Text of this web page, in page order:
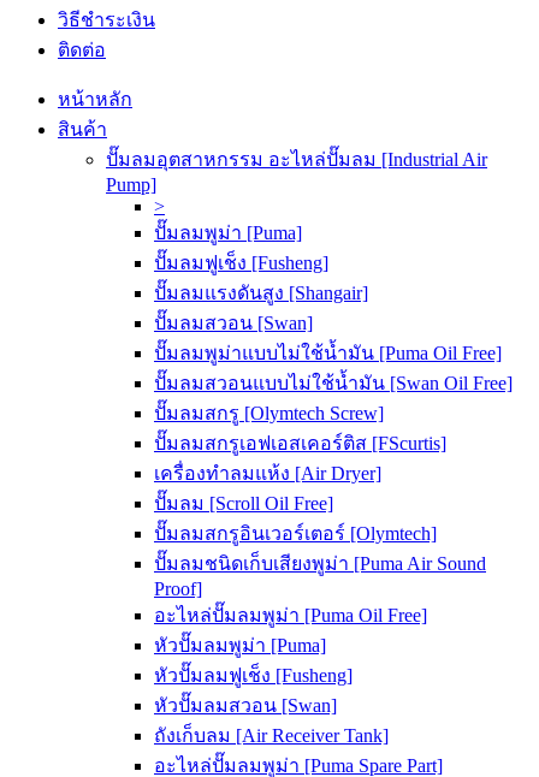
วิธีชำระเงิน
ติดต่อ
หน้าหลัก
สินค้า
ปั๊มลมอุตสาหกรรม อะไหล่ปั๊มลม [Industrial Air
Pump]
>
ปั๊มลมพูม่า [Puma]
ปั๊มลมฟูเช็ง [Fusheng]
ปั๊มลมแรงดันสูง [Shangair]
ปั๊มลมสวอน [Swan]
ปั๊มลมพูม่าแบบไม่ใช้น้ำมัน [Puma Oil Free]
ปั๊มลมสวอนแบบไม่ใช้น้ำมัน [Swan Oil Free]
ปั๊มลมสกรู [Olymtech Screw]
ปั๊มลมสกรูเอฟเอสเคอร์ติส [FScurtis]
เครื่องทำลมแห้ง [Air Dryer]
ปั๊มลม [Scroll Oil Free]
ปั๊มลมสกรูอินเวอร์เตอร์ [Olymtech]
ปั๊มลมชนิดเก็บเสียงพูม่า [Puma Air Sound
Proof]
อะไหล่ปั๊มลมพูม่า [Puma Oil Free]
หัวปั๊มลมพูม่า [Puma]
หัวปั๊มลมฟูเช็ง [Fusheng]
หัวปั๊มลมสวอน [Swan]
ถังเก็บลม [Air Receiver Tank]
อะไหล่ปั๊มลมพูม่า [Puma Spare Part]